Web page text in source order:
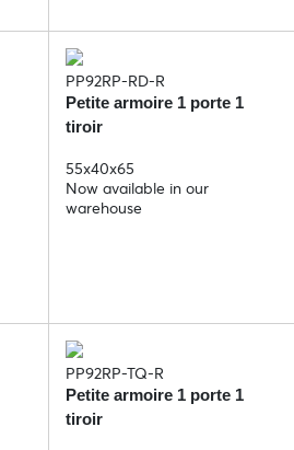
PP92RP-RD-R
Petite armoire 1 porte 1
tiroir
55x40x65
Now available in our
warehouse
PP92RP-TQ-R
Petite armoire 1 porte 1
tiroir